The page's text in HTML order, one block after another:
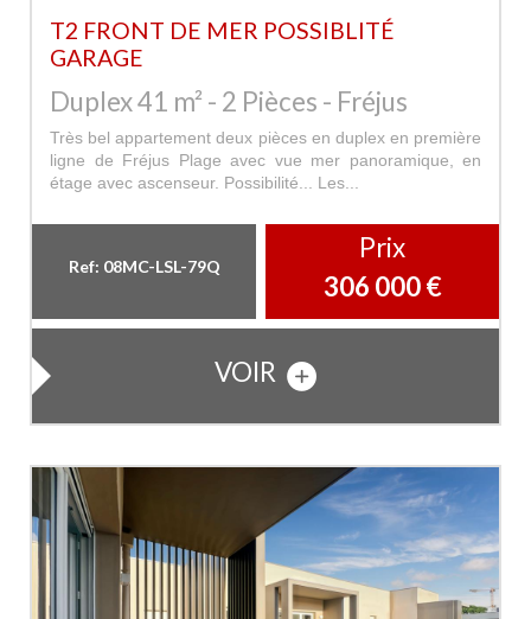
T2 FRONT DE MER POSSIBLITÉ
GARAGE
Duplex 41 m² - 2 Pièces - Fréjus
Très bel appartement deux pièces en duplex en première
ligne de Fréjus Plage avec vue mer panoramique, en
étage avec ascenseur. Possibilité... Les...
Ref: 08MC-LSL-79Q
Prix
306 000 €
VOIR